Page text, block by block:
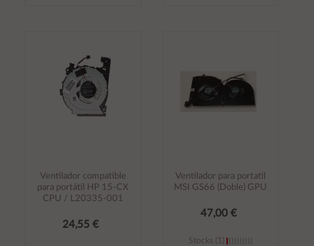
carrito
Ventilador compatible
para portátil HP 15-CX
CPU / L20335-001
24,55 €
Ventilador para portatil
MSI GS66 (Doble) GPU
47,00 €
Stocks (1)